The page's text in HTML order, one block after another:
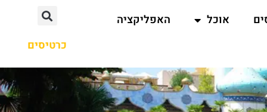
אוכל
האפליקציה
כרטיסים